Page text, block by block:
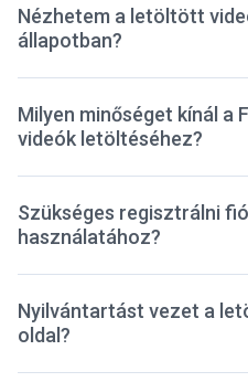
Nézhetem a letöltött
állapotban?
Milyen minőséget kínál a
videók letöltéséhez?
Szükséges regisztrálni
használatához?
Nyilvántartást vezet a
oldal?